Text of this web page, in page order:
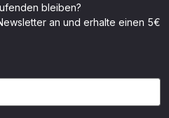
bleiben?
an und erhalte einen 5€